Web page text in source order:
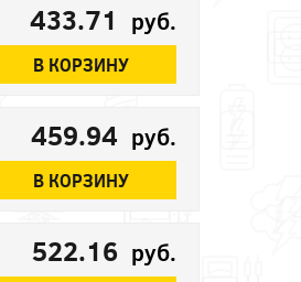
433.71 руб.
В КОРЗИНУ
459.94 руб.
В КОРЗИНУ
522.16 руб.